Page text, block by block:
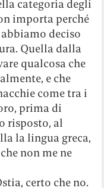
categoria degli
importa perché
deciso
Quella dalla
qualcosa che
e che
come tra i
prima di
risposto, al
la lingua greca,
non me ne
certo che no.